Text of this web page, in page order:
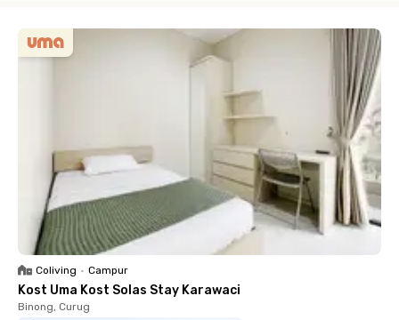
Coliving • Campur
Kost Uma Kost Solas Stay Karawaci
Binong, Curug